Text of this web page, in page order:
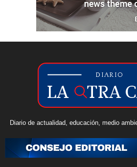
Diario de actualidad, educación, medio